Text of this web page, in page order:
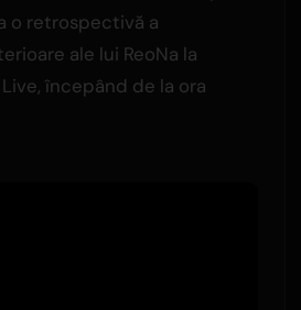
o retrospectivă a
ale lui ReoNa la
începând de la ora